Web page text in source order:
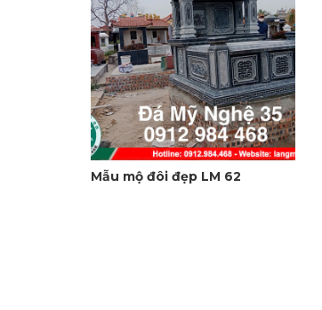
Mẫu mộ đôi đẹp LM 62